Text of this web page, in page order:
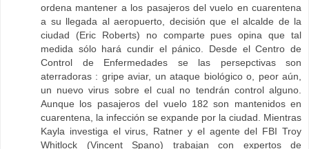
ordena mantener a los pasajeros del vuelo en cuarentena
a su llegada al aeropuerto, decisión que el alcalde de la
ciudad (Eric Roberts) no comparte pues opina que tal
medida sólo hará cundir el pánico. Desde el Centro de
Control de Enfermedades se las persepctivas son
aterradoras : gripe aviar, un ataque biológico o, peor aún,
un nuevo virus sobre el cual no tendrán control alguno.
Aunque los pasajeros del vuelo 182 son mantenidos en
cuarentena, la infección se expande por la ciudad. Mientras
Kayla investiga el virus, Ratner y el agente del FBI Troy
Whitlock (Vincent Spano) trabajan con expertos de